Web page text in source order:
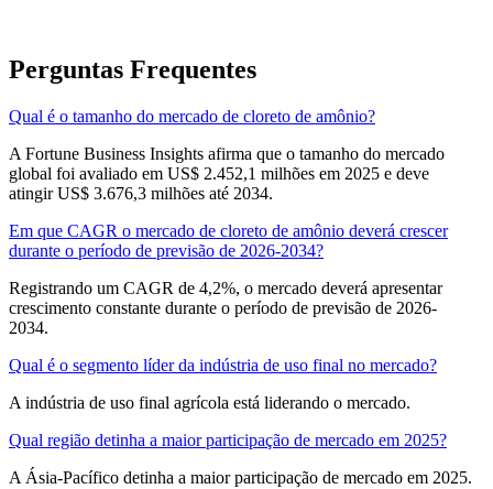
Perguntas Frequentes
Qual é o tamanho do mercado de cloreto de amônio?
A Fortune Business Insights afirma que o tamanho do mercado
global foi avaliado em US$ 2.452,1 milhões em 2025 e deve
atingir US$ 3.676,3 milhões até 2034.
Em que CAGR o mercado de cloreto de amônio deverá crescer
durante o período de previsão de 2026-2034?
Registrando um CAGR de 4,2%, o mercado deverá apresentar
crescimento constante durante o período de previsão de 2026-
2034.
Qual é o segmento líder da indústria de uso final no mercado?
A indústria de uso final agrícola está liderando o mercado.
Qual região detinha a maior participação de mercado em 2025?
A Ásia-Pacífico detinha a maior participação de mercado em 2025.